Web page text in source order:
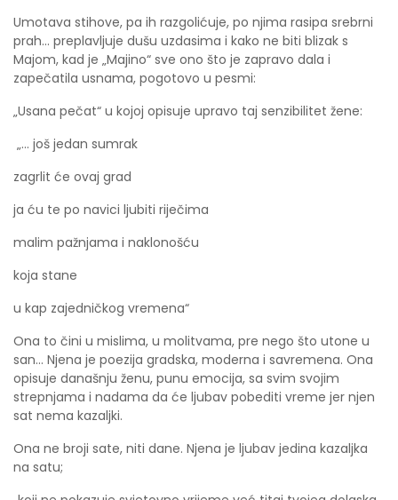
Umotava stihove, pa ih razgolićuje, po njima rasipa srebrni
prah... preplavljuje dušu uzdasima i kako ne biti blizak s
Majom, kad je „Majino“ sve ono što je zapravo dala i
zapečatila usnama, pogotovo u pesmi:
„Usana pečat“ u kojoj opisuje upravo taj senzibilitet žene:
„... još jedan sumrak
zagrlit će ovaj grad
ja ću te po navici ljubiti riječima
malim pažnjama i naklonošću
koja stane
u kap zajedničkog vremena“
Ona to čini u mislima, u molitvama, pre nego što utone u
san... Njena je poezija gradska, moderna i savremena. Ona
opisuje današnju ženu, punu emocija, sa svim svojim
strepnjama i nadama da će ljubav pobediti vreme jer njen
sat nema kazaljki.
Ona ne broji sate, niti dane. Njena je ljubav jedina kazaljka
na satu;